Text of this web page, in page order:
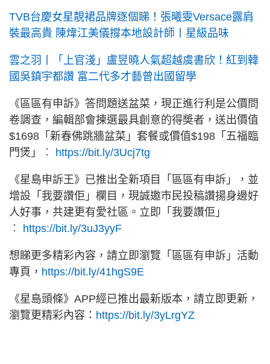
TVB台慶女星靚裙品牌逐個睇！張曦雯Versace露肩
裝最高貴 陳煒江美儀撐本地設計師丨星級品味
雲之羽丨「上官淺」盧昱曉人氣超越虞書欣！紅到韓
國吳鎮宇都讚 富二代多才藝曾出國留學
《區區有申訴》答問題送盆菜，現正進行利是公價問
卷調查，編輯部會揀選最具創意的得奬者，送出價值
$1698「新春佛跳牆盆菜」套餐或價值$198「五福臨
門煲」︰
https://bit.ly/3Ucj7tg
《星島申訴王》已推出全新項目「區區有申訴」，並
增設「我要讚佢」欄目，現誠邀市民投稿讚揚身邊好
人好事，共建更有愛社區。立即「我要讚佢」
︰ https://bit.ly/3uJ3yyF
想睇更多精彩內容，請立即瀏覽「區區有申訴」活動
專頁， https://bit.ly/41hgS9E
《星島頭條》APP經已推出最新版本，請立即更新，
瀏覽更精彩內容： https://bit.ly/3yLrgYZ